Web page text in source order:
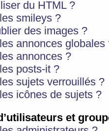
du HTML ?
smileys ?
des images ?
annonces globales
annonces ?
posts-it ?
sujets verrouillés ?
icônes de sujets ?
et